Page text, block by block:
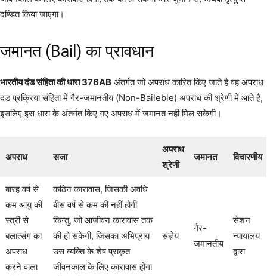
दण्डित किया जाएगा।
जमानत (Bail) का प्रावधान
भारतीय दंड संहिता की धारा 376AB अंतर्गत जो अपराध कारित किए जाते है वह अपराध
दंड प्रक्रिया संहिता में गैर-जमानतीय (Non-Baileble) अपराध की श्रेणी में आते है,
इसलिए इस धारा के अंतर्गत किए गए अपराध में जमानत नही मिल सकेगी।
अपराध सजा
अपराध
श्रेणी
जमानत विचारणीय
बारह वर्ष से
कम आयु की
स्त्री से
बलात्संग का
अपराध
करने वाला
कठिन कारावास, जिसकी अवधि
बीस वर्ष से कम की नहीं होगी
किन्तु, जो आजीवन कारावास तक
की हो सकेगी, जिसका अभिप्राय
उस व्यक्ति के शेष प्राकृत
जीवनकाल के लिए कारावास होगा
संज्ञेय
गैर-
जमानतीय
सेशन
न्यायालय
द्वारा